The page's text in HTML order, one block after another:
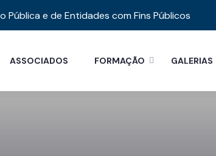
e de Entidades com Fins Públicos
ASSOCIADOS FORMAÇÃO GALERIAS